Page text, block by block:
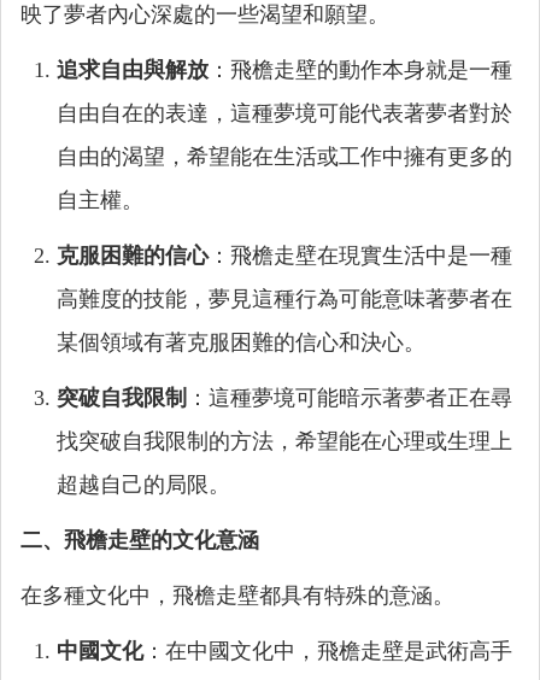
映了夢者內心深處的一些渴望和願望。
追求自由與解放 ：飛檐走壁的動作本身就是一種
自由自在的表達，這種夢境可能代表著夢者對於
自由的渴望，希望能在生活或工作中擁有更多的
自主權。
克服困難的信心：飛檐走壁在現實生活中是一種
高難度的技能，夢見這種行為可能意味著夢者在
某個領域有著克服困難的信心和決心。
突破自我限制 ：這種夢境可能暗示著夢者正在尋
找突破自我限制的方法，希望能在心理或生理上
超越自己的局限。
二、飛檐走壁的文化意涵
在多種文化中，飛檐走壁都具有特殊的意涵。
中國文化：在中國文化中，飛檐走壁是武術高手